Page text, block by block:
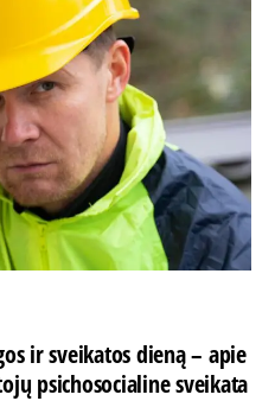
ir sveikatos dieną – apie
psichosocialine sveikata